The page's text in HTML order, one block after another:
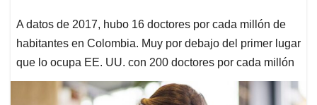
A datos de 2017, hubo 16 doctores por cada millón de
habitantes en Colombia. Muy por debajo del primer lugar
que lo ocupa EE. UU. con 200 doctores por cada millón